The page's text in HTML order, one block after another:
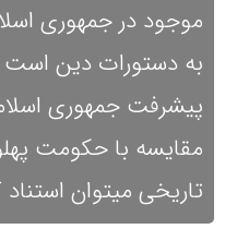
موجود در جمهوری
به دستورات دین است
پیشرفت جمهوری
مقایسه با حکومت
تاریخی میتوان استناد